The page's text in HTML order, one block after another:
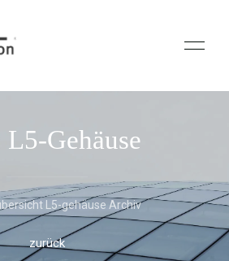
L5-Gehäuse
L5-gehäuse Archiv
zurück